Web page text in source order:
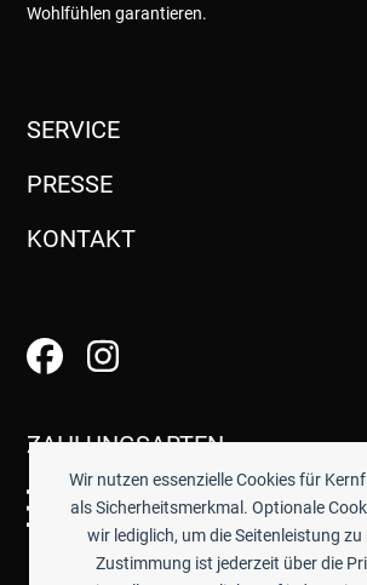
Wir nutzen essenzielle Cookies für
als Sicherheitsmerkmal. Optionale
wir lediglich, um die Seitenleistung zu
Zustimmung ist jederzeit über die
Wohlfühlen garantieren.
SERVICE
PRESSE
KONTAKT
ZAHLUNGSARTEN